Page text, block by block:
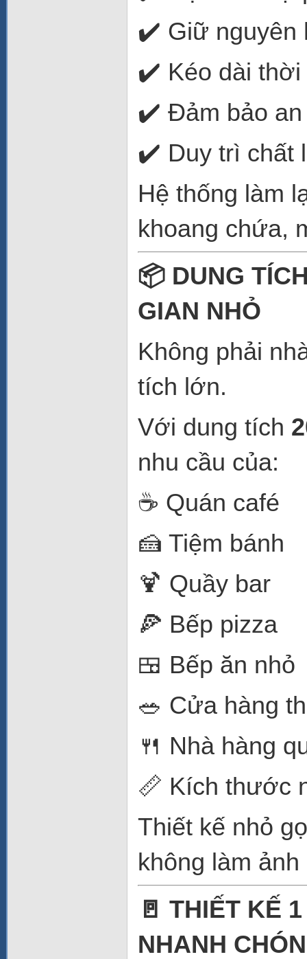
✔️ Giữ nguyên
✔️ Kéo dài thời
✔️ Đảm bảo an
✔️ Duy trì chất
Hệ thống làm
khoang chứa,
📦 DUNG
GIAN NHỎ
Không phải
tích lớn.
Với dung tích
nhu cầu của:
☕ Quán café
🍰 Tiệm bánh
🍹 Quầy bar
🍕 Bếp pizza
🍱 Bếp ăn nhỏ
🥗 Cửa hàng
🍴 Nhà hàng
📏 Kích thước
Thiết kế nhỏ
không làm
🚪 THIẾT KẾ
NHANH